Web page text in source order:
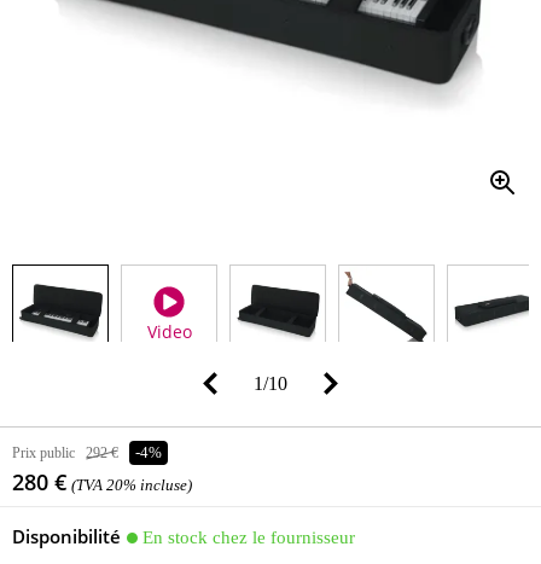
Video
1/10
Prix public 292 € -4%
280 € (TVA 20% incluse)
Disponibilité En stock chez le fournisseur